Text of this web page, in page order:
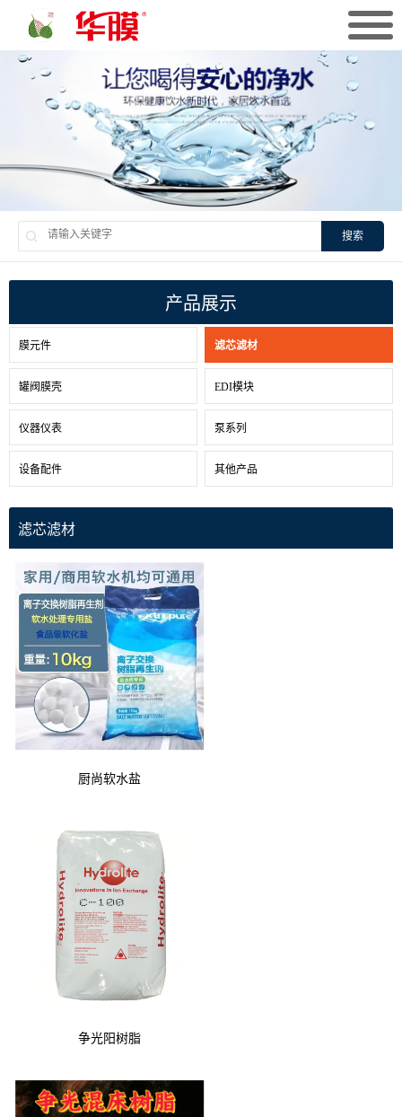
搜索
产品展示
膜元件 滤芯滤材
罐阀膜壳 EDI模块
仪器仪表 泵系列
设备配件 其他产品
滤芯滤材
厨尚软水盐
争光阳树脂